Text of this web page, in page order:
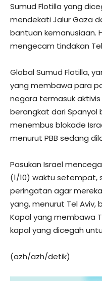
Sumud Flotilla yang
mendekati Jalur Gaza
bantuan kemanusiaan.
mengecam tindakan
Global Sumud Flotilla,
yang membawa para
negara termasuk
berangkat dari Spanyol
menembus blokade
menurut PBB sedang
Pasukan Israel
(1/10) waktu setempat,
peringatan agar
yang, menurut Tel Aviv,
Kapal yang membawa
kapal yang dicegah
(azh/azh/detik)